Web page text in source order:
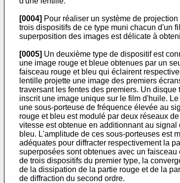
[0004] Pour réaliser un système de
trois dispositifs de ce type muni chacun d'un
superposition des images est délicate à
[0005] Un deuxième type de dispositif est
une image rouge et bleue obtenues par un
faisceau rouge et bleu qui éclairent
lentille projette une image des premiers
traversant les fentes des premiers. Un
inscrit une image unique sur le film d'huile.
une sous-porteuse de fréquence élevée au
rouge et bleu est modulé par deux réseaux
vitesse est obtenue en additionnant au
bleu. L'amplitude de ces sous-porteuses est
adéquates pour diffracter respectivement la
superposées sont obtenues avec un
de trois dispositifs du premier type, la
de la dissipation de la partie rouge et de la
de diffraction du second ordre.